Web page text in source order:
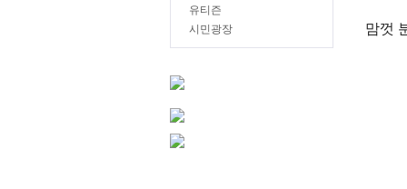
유티즌
시민광장
맘껏